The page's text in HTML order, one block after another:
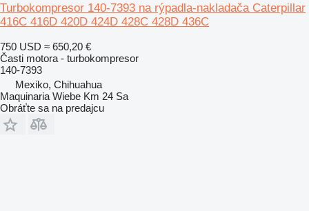
Turbokompresor 140-7393 na rýpadla-nakladača Caterpillar
416C 416D 420D 424D 428C 428D 436C
750 USD ≈ 650,20 €
Časti motora - turbokompresor
140-7393
Mexiko, Chihuahua
Maquinaria Wiebe Km 24 Sa
Obráťte sa na predajcu